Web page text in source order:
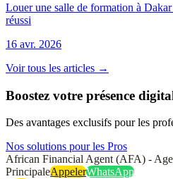
Louer une salle de formation à
réussi
16 avr. 2026
Voir tous les articles →
Boostez votre présence
Des avantages exclusifs pour les
Nos solutions pour les Pros
African Financial Agent (AFA) -
PrincipaleAppelerWhatsApp